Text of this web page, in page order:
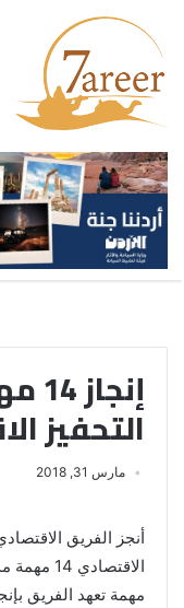
التحفيز
مارس 31, 2018
أنجز الفريق
مهمة تعهد الفريق